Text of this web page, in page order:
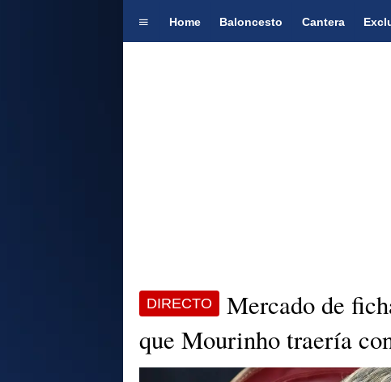
Home Baloncesto Cantera
DIRECTO
Mercado de
que Mourinho traería